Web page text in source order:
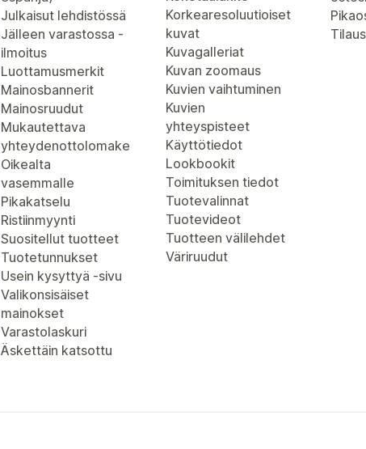
Julkaisut lehdistössä
Jälleen varastossa -
ilmoitus
Luottamusmerkit
Mainosbannerit
Mainosruudut
Mukautettava
yhteydenottolomake
Oikealta
vasemmalle
Pikakatselu
Ristiinmyynti
Suositellut tuotteet
Tuotetunnukset
Usein kysyttyä -sivu
Valikonsisäiset
mainokset
Varastolaskuri
Äskettäin katsottu
Korkearesoluutioiset
kuvat
Kuvagalleriat
Kuvan zoomaus
Kuvien vaihtuminen
Kuvien
yhteyspisteet
Käyttötiedot
Lookbookit
Toimituksen tiedot
Tuotevalinnat
Tuotevideot
Tuotteen välilehdet
Väriruudut